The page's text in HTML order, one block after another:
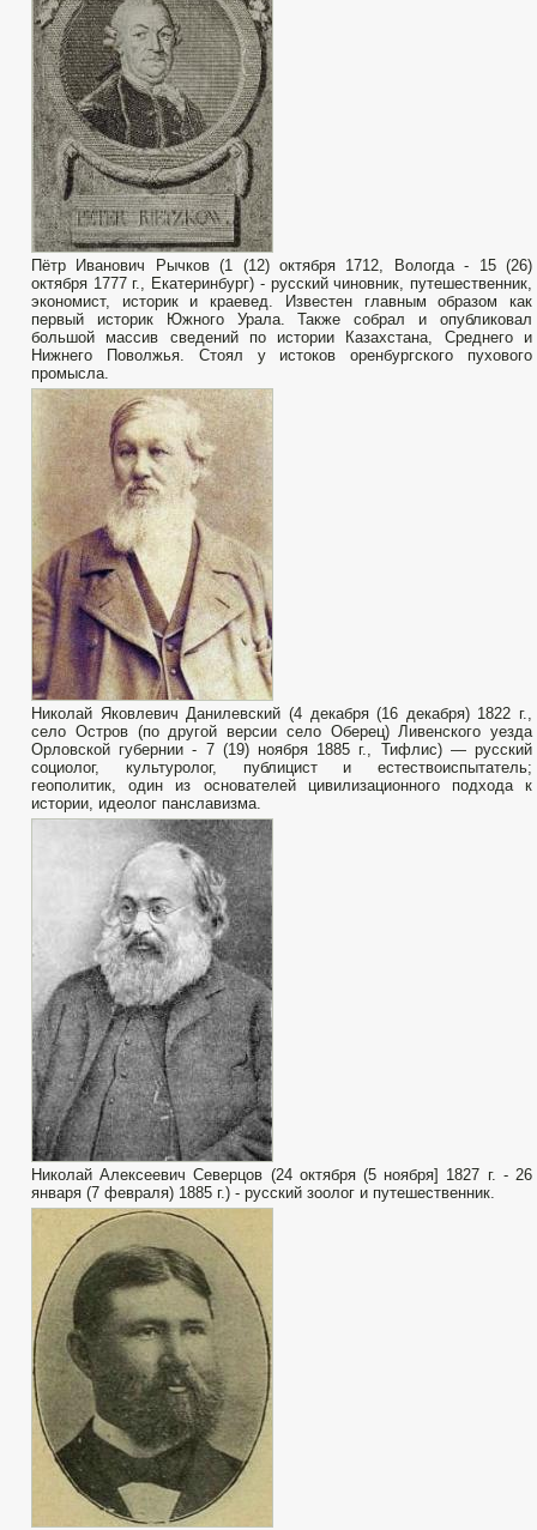
Пётр Иванович Рычков (1 (12) октября 1712, Вологда - 15 (26)
октября 1777 г., Екатеринбург) - русский чиновник, путешественник,
экономист, историк и краевед. Известен главным образом как
первый историк Южного Урала. Также собрал и опубликовал
большой массив сведений по истории Казахстана, Среднего и
Нижнего Поволжья. Стоял у истоков оренбургского пухового
промысла.
Николай Яковлевич Данилевский (4 декабря (16 декабря) 1822 г.,
село Остров (по другой версии село Оберец) Ливенского уезда
Орловской губернии - 7 (19) ноября 1885 г., Тифлис) — русский
социолог, культуролог, публицист и естествоиспытатель;
геополитик, один из основателей цивилизационного подхода к
истории, идеолог панславизма.
Николай Алексеевич Северцов (24 октября (5 ноября] 1827 г. - 26
января (7 февраля) 1885 г.) - русский зоолог и путешественник.